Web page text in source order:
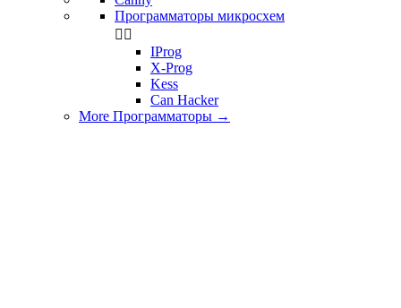
Программаторы микросхем
 
IProg
X-Prog
Kess
Can Hacker
More Программаторы →